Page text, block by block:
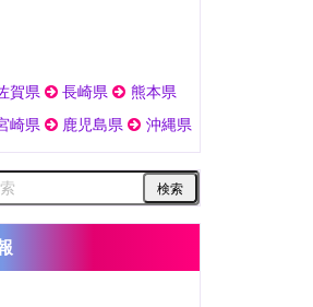
賀県 長崎県
熊本県
崎県 鹿児島県 沖縄県